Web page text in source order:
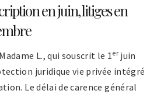
en juin, litiges en
L., qui souscrit le 1erjuin
juridique vie privée intégré
Le délai de carence général